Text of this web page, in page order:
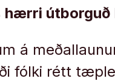
hærri útborguð
á
fólki rétt